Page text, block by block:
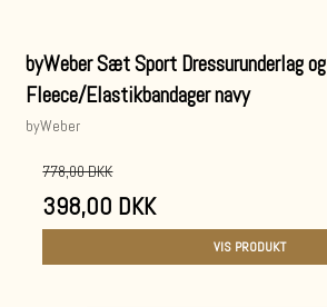
byWeber Sæt Sport Dressurunderlag og
Fleece/Elastikbandager navy
byWeber
778,00 DKK
398,00 DKK
VIS PRODUKT